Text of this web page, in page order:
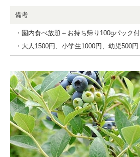
備考
・園内食べ放題＋お持ち帰り100gパック付
・大人1500円、小学生1000円、幼児500円